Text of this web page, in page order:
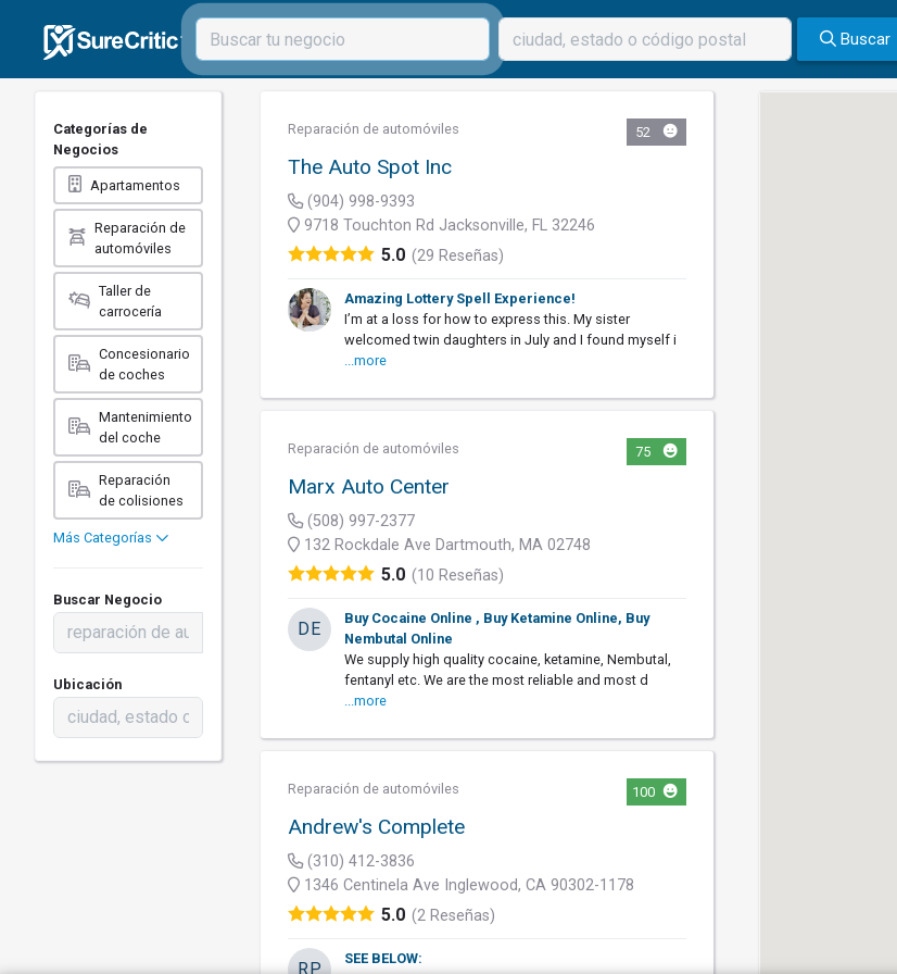
Buscar
Categorías de
Negocios
Apartamentos
Reparación de
automóviles
Taller de
carrocería
Concesionario
de coches
Mantenimiento
del coche
Reparación
de colisiones
Más Categorías
Buscar Negocio
Ubicación
Reparación de automóviles 52
The Auto Spot Inc
(904) 998-9393
9718 Touchton Rd Jacksonville, FL 32246
5.0 (29 Reseñas)
CV
Amazing Lottery Spell Experience!
I’m at a loss for how to express this. My sister
welcomed twin daughters in July and I found myself i
...more
Reparación de automóviles 75
Marx Auto Center
(508) 997-2377
132 Rockdale Ave Dartmouth, MA 02748
5.0 (10 Reseñas)
DE
Buy Cocaine Online , Buy Ketamine Online, Buy
Nembutal Online
We supply high quality cocaine, ketamine, Nembutal,
fentanyl etc. We are the most reliable and most d
...more
Reparación de automóviles 100
Andrew's Complete
(310) 412-3836
1346 Centinela Ave Inglewood, CA 90302-1178
5.0 (2 Reseñas)
RP
SEE BELOW: